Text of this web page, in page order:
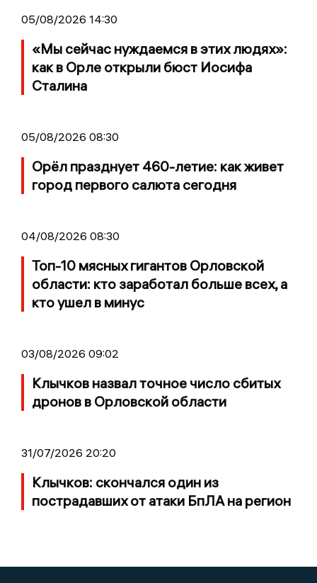
05/08/2026 14:30
«Мы сейчас нуждаемся в этих людях»:
как в Орле открыли бюст Иосифа
Сталина
05/08/2026 08:30
Орёл празднует 460-летие: как живет
город первого салюта сегодня
04/08/2026 08:30
Топ-10 мясных гигантов Орловской
области: кто заработал больше всех, а
кто ушел в минус
03/08/2026 09:02
Клычков назвал точное число сбитых
дронов в Орловской области
31/07/2026 20:20
Клычков: скончался один из
пострадавших от атаки БпЛА на регион